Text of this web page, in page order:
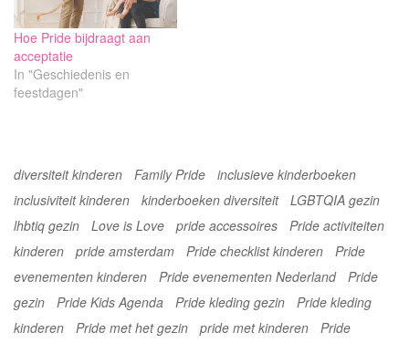
Hoe Pride bijdraagt aan
acceptatie
In "Geschiedenis en
feestdagen"
diversiteit kinderen Family Pride
inclusieve kinderboeken
inclusiviteit kinderen
kinderboeken diversiteit
LGBTQIA gezin
lhbtiq gezin
Love is Love pride accessoires
Pride activiteiten
kinderen
pride amsterdam Pride checklist kinderen
Pride
evenementen kinderen
Pride evenementen Nederland
Pride
gezin
Pride Kids Agenda Pride kleding gezin
Pride kleding
kinderen
Pride met het gezin pride met kinderen
Pride